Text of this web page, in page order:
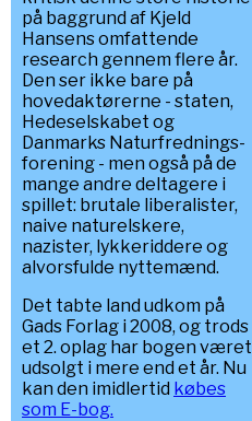
på baggrund af Kjeld
Hansens omfattende
research gennem flere år.
Den ser ikke bare på
hovedaktørerne - staten,
Hedeselskabet og
Danmarks Naturfrednings-
forening - men også på de
mange andre deltagere i
spillet: brutale liberalister,
naive naturelskere,
nazister, lykkeriddere og
alvorsfulde nyttemænd.
Det tabte land udkom på
Gads Forlag i 2008, og trods
et 2. oplag har bogen været
udsolgt i mere end et år. Nu
kan den imidlertid købes
som E-bog.